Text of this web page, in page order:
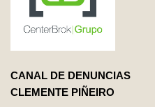
CANAL DE DENUNCIAS
CLEMENTE PIÑEIRO